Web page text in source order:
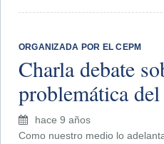
ORGANIZADA POR EL CEPM
Charla debate
problemática
hace 9 años
Como nuestro medio lo